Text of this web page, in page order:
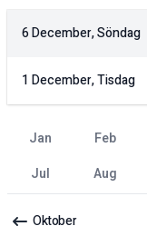
6 December, Söndag
1 December, Tisdag
jan feb
jul
aug
Oktober